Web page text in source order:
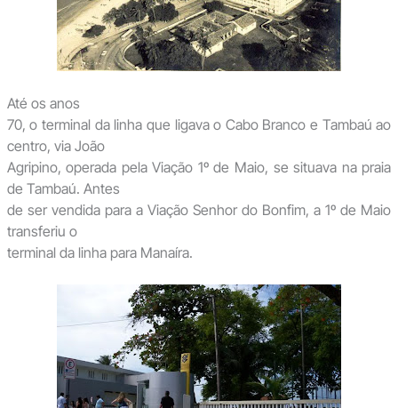
Até os anos
70, o terminal da linha que ligava o Cabo Branco e Tambaú ao
centro, via João
Agripino, operada pela Viação 1º de Maio, se situava na praia
de Tambaú. Antes
de ser vendida para a Viação Senhor do Bonfim, a 1º de Maio
transferiu o
terminal da linha para Manaíra.